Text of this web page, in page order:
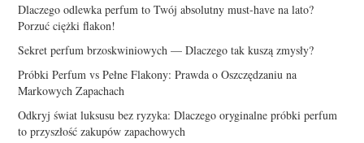
Dlaczego odlewka perfum to Twój absolutny must-have na lato?
Porzuć ciężki flakon!
Sekret perfum brzoskwiniowych — Dlaczego tak kuszą zmysły?
Próbki Perfum vs Pełne Flakony: Prawda o Oszczędzaniu na
Markowych Zapachach
Odkryj świat luksusu bez ryzyka: Dlaczego oryginalne próbki perfum
to przyszłość zakupów zapachowych